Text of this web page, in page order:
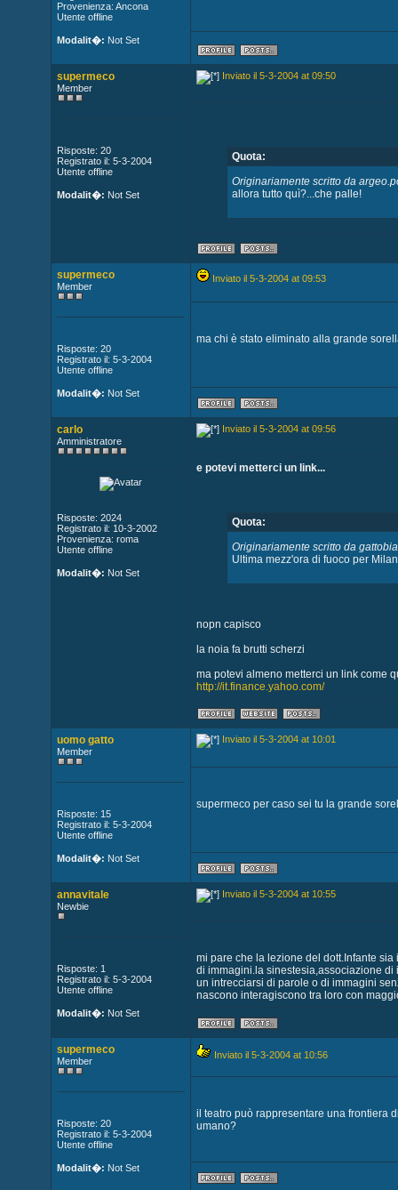
Provenienza: Ancona
Utente offline
Modalit�: Not Set
supermeco
Member
Risposte: 20
Registrato il: 5-3-2004
Utente offline
Modalit�: Not Set
Inviato il 5-3-2004 at 09:50
Quota:
Originariamente scritto da
allora tutto quì?...che palle!
supermeco
Member
Risposte: 20
Registrato il: 5-3-2004
Utente offline
Modalit�: Not Set
Inviato il 5-3-2004 at 09:53
ma chi è stato eliminato alla grande
carlo
Amministratore
Risposte: 2024
Registrato il: 10-3-2002
Provenienza: roma
Utente offline
Modalit�: Not Set
Inviato il 5-3-2004 at 09:56
e potevi metterci un link...
Quota:
Originariamente scritto da
Ultima mezz'ora di fuoco per
nopn capisco
la noia fa brutti scherzi
ma potevi almeno metterci un link come
http://it.finance.yahoo.com/
uomo gatto
Member
Risposte: 15
Registrato il: 5-3-2004
Utente offline
Modalit�: Not Set
Inviato il 5-3-2004 at 10:01
supermeco per caso sei tu la grande
annavitale
Newbie
Risposte: 1
Registrato il: 5-3-2004
Utente offline
Modalit�: Not Set
Inviato il 5-3-2004 at 10:55
mi pare che la lezione del dott.Infante
di immagini.la sinestesia,associazione
un intrecciarsi di parole o di immagini
nascono interagiscono tra loro con
supermeco
Member
Risposte: 20
Registrato il: 5-3-2004
Utente offline
Modalit�: Not Set
Inviato il 5-3-2004 at 10:56
il teatro può rappresentare una frontiera
umano?